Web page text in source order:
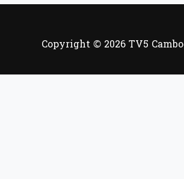
Copyright © 2026 TV5